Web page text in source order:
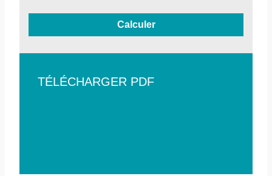
Calculer
TÉLÉCHARGER PDF